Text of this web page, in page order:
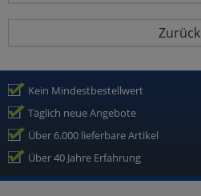
Zurück
Kein Mindestbestellwert
Täglich neue Angebote
Über 6.000 lieferbare Artikel
Über 40 Jahre Erfahrung